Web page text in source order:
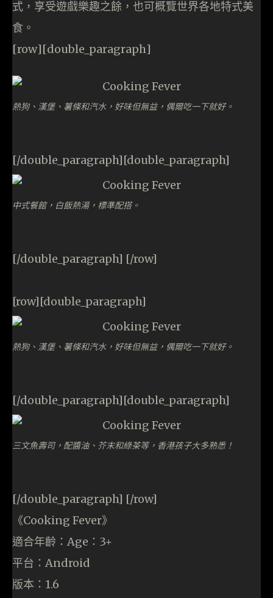
式，享受遊戲樂趣之餘，也可概覽世界各地特式美
食。
[row][double_paragraph]
熱狗、漢堡、薯條和汽水，好味但無益，偶爾吃一下就好。
[/double_paragraph][double_paragraph]
中式餐館，白飯熱湯，標準配搭。
[/double_paragraph] [/row]
[row][double_paragraph]
熱狗、漢堡、薯條和汽水，好味但無益，偶爾吃一下就好。
[/double_paragraph][double_paragraph]
三文魚壽司，配醬油、芥末和綠茶等，香港孩子大多熟悉！
[/double_paragraph] [/row]
《Cooking Fever》
適合年齡：Age：3+
平台：Android
版本：1.6